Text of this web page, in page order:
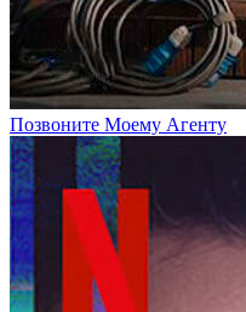
Позвоните Моему Агенту